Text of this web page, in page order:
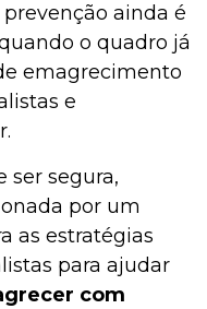
prevenção ainda é
o quadro já
emagrecimento
e
ser segura,
por um
as estratégias
para ajudar
com